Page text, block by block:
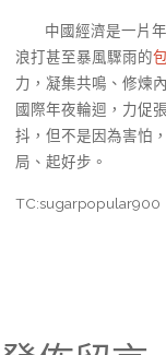
中國經濟是一片
浪打甚至暴風驟雨的
力，凝集共鳴、修煉
國際年夜輪迴，力促
抖，但不是因為害怕
局、起好步。
TC:sugarpopular900